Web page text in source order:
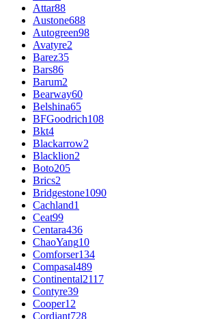
Attar88
Austone688
Autogreen98
Avatyre2
Barez35
Bars86
Barum2
Bearway60
Belshina65
BFGoodrich108
Bkt4
Blackarrow2
Blacklion2
Boto205
Brics2
Bridgestone1090
Cachland1
Ceat99
Centara436
ChaoYang10
Comforser134
Compasal489
Continental2117
Contyre39
Cooper12
Cordiant728